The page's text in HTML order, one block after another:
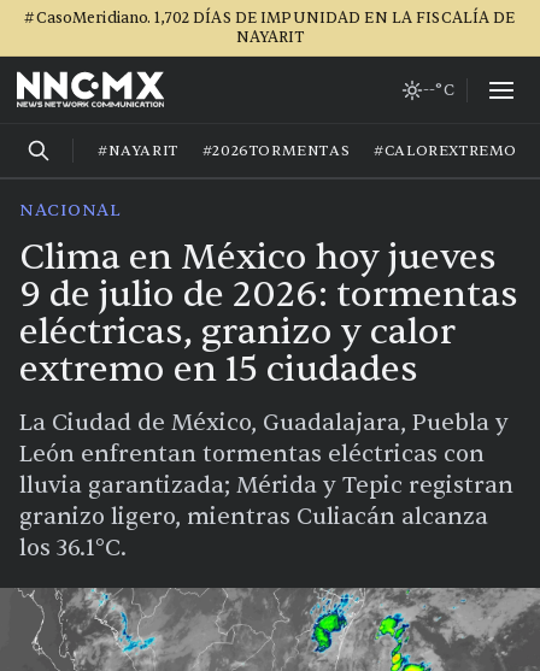
#CasoMeridiano. 1,702 DÍAS DE IMPUNIDAD EN LA FISCALÍA DE
NAYARIT
--°C
#NAYARIT #2026TORMENTAS #CALOREXTREMO
NACIONAL
Clima en México hoy jueves
9 de julio de 2026: tormentas
eléctricas, granizo y calor
extremo en 15 ciudades
La Ciudad de México, Guadalajara, Puebla y
León enfrentan tormentas eléctricas con
lluvia garantizada; Mérida y Tepic registran
granizo ligero, mientras Culiacán alcanza
los 36.1°C.